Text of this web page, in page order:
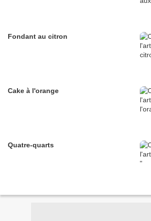
Fondant au citron
Cake à l'orange
Quatre-quarts